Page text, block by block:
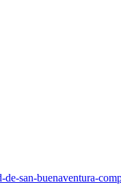
san-buenaventura-